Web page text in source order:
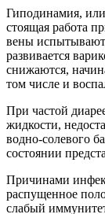
Гиподинамия,
стоящая работа
вены испытывают
развивается
снижаются,
том числе и
При частой
жидкости,
водно-солевого
состоянии
Причинами
распущенное
слабый